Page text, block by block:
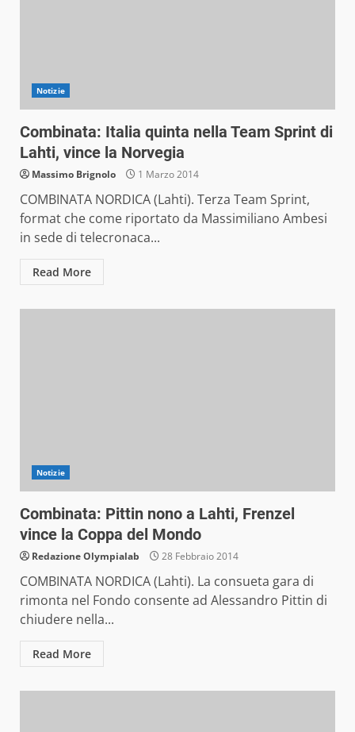
Notizie
Combinata: Italia quinta nella Team Sprint di
Lahti, vince la Norvegia
Massimo Brignolo 1 Marzo 2014
COMBINATA NORDICA (Lahti). Terza Team Sprint,
format che come riportato da Massimiliano Ambesi
in sede di telecronaca...
Read More
Notizie
Combinata: Pittin nono a Lahti, Frenzel
vince la Coppa del Mondo
Redazione Olympialab 28 Febbraio 2014
COMBINATA NORDICA (Lahti). La consueta gara di
rimonta nel Fondo consente ad Alessandro Pittin di
chiudere nella...
Read More